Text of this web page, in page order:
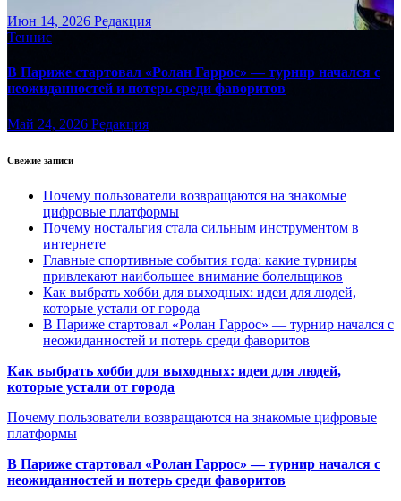
Июн 14, 2026 Редакция
Теннис
В Париже стартовал «Ролан Гаррос» — турнир начался с
неожиданностей и потерь среди фаворитов
Май 24, 2026 Редакция
Свежие записи
Почему пользователи возвращаются на знакомые
цифровые платформы
Почему ностальгия стала сильным инструментом в
интернете
Главные спортивные события года: какие турниры
привлекают наибольшее внимание болельщиков
Как выбрать хобби для выходных: идеи для людей,
которые устали от города
В Париже стартовал «Ролан Гаррос» — турнир начался с
неожиданностей и потерь среди фаворитов
Как выбрать хобби для выходных: идеи для людей,
которые устали от города
Почему пользователи возвращаются на знакомые цифровые
платформы
В Париже стартовал «Ролан Гаррос» — турнир начался с
неожиданностей и потерь среди фаворитов